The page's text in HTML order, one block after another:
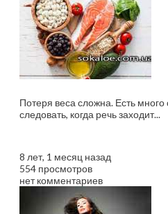
Диета и потеря...
Потеря веса сложна. Есть
следовать, когда речь заходит...
8 лет, 1 месяц назад
554 просмотров
нет комментариев